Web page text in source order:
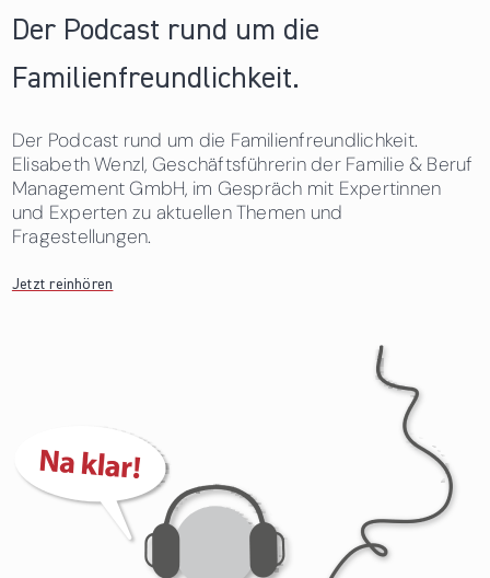
Der Podcast rund um die
Familienfreundlichkeit.
Der Podcast rund um die Familienfreundlichkeit.
Elisabeth Wenzl, Geschäftsführerin der Familie & Beruf
Management GmbH, im Gespräch mit Expertinnen
und Experten zu aktuellen Themen und
Fragestellungen.
Jetzt reinhören